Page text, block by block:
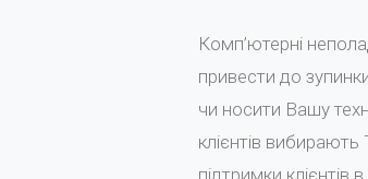
Комп’ютерні
привести до
чи носити Вашу
клієнтів
підтримки клієнтів